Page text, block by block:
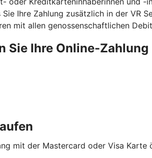
Sie Ihre Zahlung zusätzlich in der VR
mit allen genossenschaftlichen
Sie Ihre Online-
mit der Mastercard oder Visa